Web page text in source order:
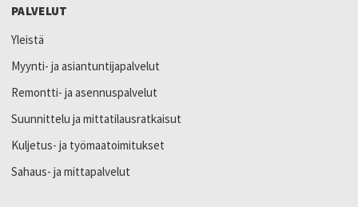
PALVELUT
Yleistä
Myynti- ja asiantuntijapalvelut
Remontti- ja asennuspalvelut
Suunnittelu ja mittatilausratkaisut
Kuljetus- ja työmaatoimitukset
Sahaus- ja mittapalvelut